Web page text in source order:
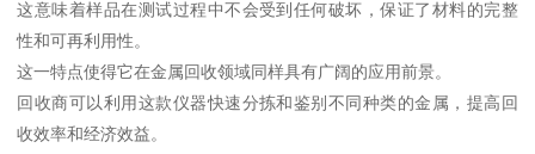
这意味着样品在测试过程中不会受到任何破坏，保证了材料的完整
性和可再利用性。
这一特点使得它在金属回收领域同样具有广阔的应用前景。
回收商可以利用这款仪器快速分拣和鉴别不同种类的金属，提高回
收效率和经济效益。